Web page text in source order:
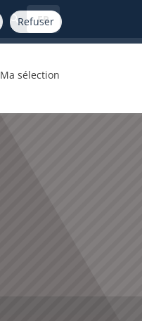
Refuser
FR
Ma sélection